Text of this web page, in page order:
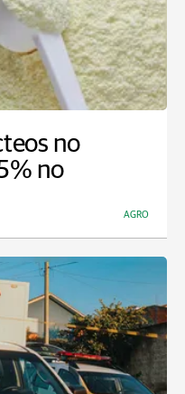
no
no
AGRO